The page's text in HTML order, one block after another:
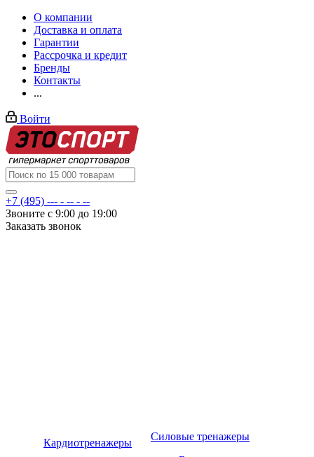
О компании
Доставка и оплата
Гарантии
Рассрочка и кредит
Бренды
Контакты
...
Войти
+7 (495) --- - -- - --
Звоните с 9:00 до 19:00
Заказать звонок
Кардиотренажеры
Силовые тренажеры